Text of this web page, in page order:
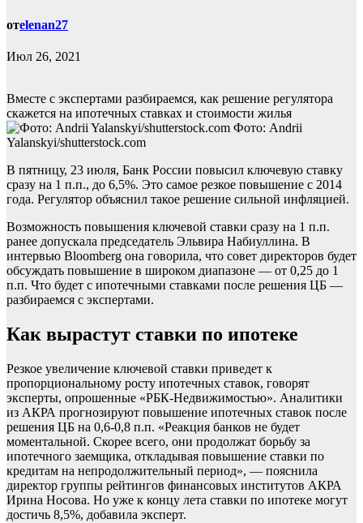
отelenan27
Июл 26, 2021
Вместе с экспертами разбираемся, как решение регулятора
скажется на ипотечных ставках и стоимости жилья
Фото: Andrii
Yalanskyi/shutterstock.com
В пятницу, 23 июля, Банк России повысил ключевую ставку
сразу на 1 п.п., до 6,5%. Это самое резкое повышение с 2014
года. Регулятор объяснил такое решение сильной инфляцией.
Возможность повышения ключевой ставки сразу на 1 п.п.
ранее допускала председатель Эльвира Набиуллина. В
интервью Bloomberg она говорила, что совет директоров будет
обсуждать повышение в широком диапазоне — от 0,25 до 1
п.п. Что будет с ипотечными ставками после решения ЦБ —
разбираемся с экспертами.
Как вырастут ставки по ипотеке
Резкое увеличение ключевой ставки приведет к
пропорциональному росту ипотечных ставок, говорят
эксперты, опрошенные «РБК-Недвижимостью». Аналитики
из АКРА прогнозируют повышение ипотечных ставок после
решения ЦБ на 0,6-0,8 п.п. «Реакция банков не будет
моментальной. Скорее всего, они продолжат борьбу за
ипотечного заемщика, откладывая повышение ставки по
кредитам на непродолжительный период», — пояснила
директор группы рейтингов финансовых институтов АКРА
Ирина Носова. Но уже к концу лета ставки по ипотеке могут
достичь 8,5%, добавила эксперт.